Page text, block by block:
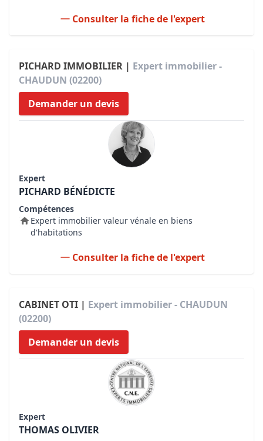
Consulter la fiche de l'expert
PICHARD IMMOBILIER | Expert immobilier -
CHAUDUN (02200)
Demander un devis
Expert
PICHARD BÉNÉDICTE
Compétences
Expert immobilier valeur vénale en biens
d'habitations
Consulter la fiche de l'expert
CABINET OTI | Expert immobilier - CHAUDUN
(02200)
Demander un devis
Expert
THOMAS OLIVIER